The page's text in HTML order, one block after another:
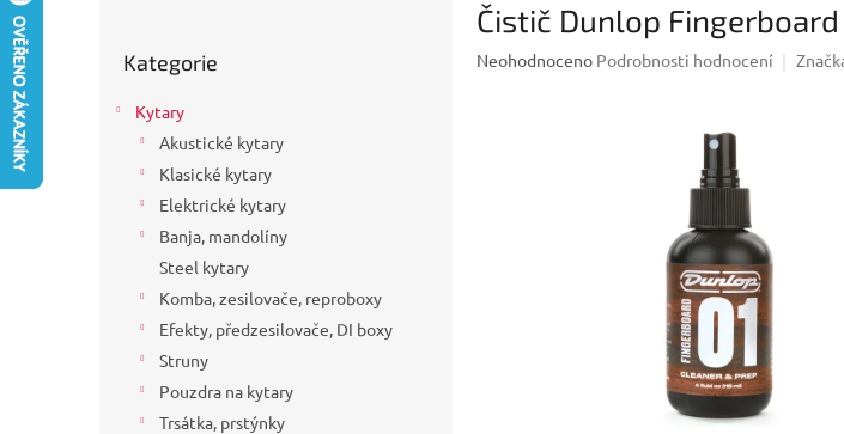
kategorie
Kategorie
Kytary
Akustické kytary
Klasické kytary
Elektrické kytary
Banja, mandolíny
Steel kytary
Komba, zesilovače, reproboxy
Efekty, předzesilovače, DI boxy
Struny
Pouzdra na kytary
Trsátka, prstýnky
Čistič Dunlop Fingerboard
Průměrné
Neohodnoceno Podrobnosti hodnocení